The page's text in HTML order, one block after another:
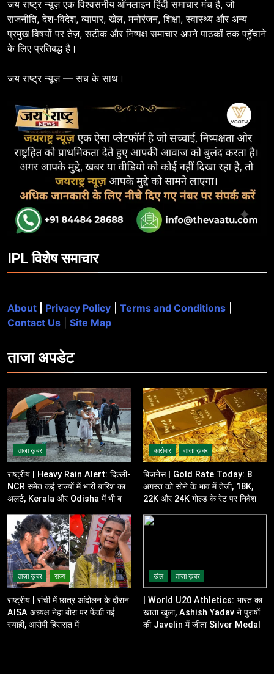
जय राष्ट्र न्यूज़ एक विश्वसनीय ऑनलाइन हिंदी समाचार मंच है, जो
राजनीति, देश-विदेश, व्यापार, खेल, मनोरंजन, शिक्षा, स्वास्थ्य और अन्य
प्रमुख विषयों पर तेज़, सटीक और निष्पक्ष समाचार अपने पाठकों तक पहुँचाने
के लिए प्रतिबद्ध है।
जय राष्ट्र न्यूज़ — सच के साथ।
IPL विशेष समाचार
About Privacy Policy Terms and Conditions
Contact Us
Site Map
ताजाअपडेट
ताज़ा ख़बर
राष्ट्रीय | Heavy Rain Alert: दिल्ली-
NCR समेत कई राज्यों में भारी बारिश का
अलर्ट, Kerala और Odisha में भी बढ़ी
कारोबार ताज़ा ख़बर
बिजनेस | Gold Rate Today: 8
अगस्त को सोने के भाव में तेजी, 18K,
22K और 24K गोल्ड के रेट पर निवेशकों
ताज़ा ख़बर राज्य
राष्ट्रीय | रांची में छात्र आंदोलन के दौरान
AISA अध्यक्ष नेहा बोरा पर फेंकी गई
स्याही, आरोपी हिरासत में
खेल ताज़ा ख़बर
| World U20 Athletics: भारत का
खाता खुला, Ashish Yadav ने पुरुषों
की Javelin में जीता Silver Medal